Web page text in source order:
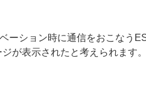
ーション時に通信をおこなう
ジが表示されたと考えられます